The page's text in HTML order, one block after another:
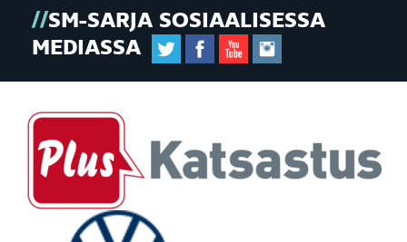
SM-SARJA SOSIAALISESSA
MEDIASSA